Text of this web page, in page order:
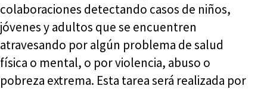
colaboraciones detectando casos de niños,
jóvenes y adultos que se encuentren
atravesando por algún problema de salud
física o mental, o por violencia, abuso o
pobreza extrema. Esta tarea será realizada por